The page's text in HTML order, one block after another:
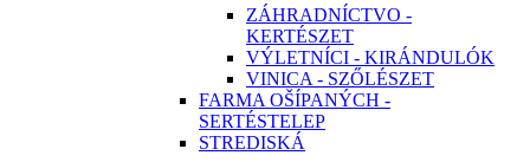
ZÁHRADNÍCTVO -
KERTÉSZET
VÝLETNÍCI - KIRÁNDULÓK
VINICA - SZŐLÉSZET
FARMA OŠÍPANÝCH -
SERTÉSTELEP
STREDISKÁ